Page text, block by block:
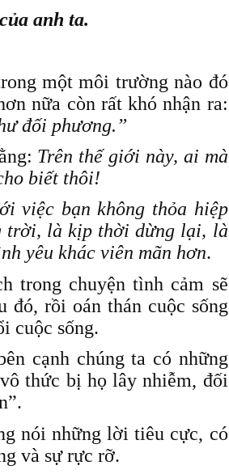
anh ta.
một môi trường nào đó
nữa còn rất khó nhận ra:
đối phương.”
Trên thế giới này, ai mà
biết thôi!
việc bạn không thỏa hiệp
trời, là kịp thời dừng lại, là
yêu khác viên mãn hơn.
trong chuyện tình cảm sẽ
đó, rồi oán thán cuộc sống
cuộc sống.
cạnh chúng ta có những
thức bị họ lây nhiễm, đối
nói những lời tiêu cực, có
và sự rực rỡ.